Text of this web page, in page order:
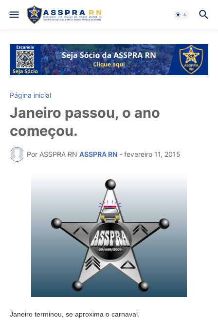
Página inicial
Janeiro passou, o ano
começou.
Por ASSPRA RN ASSPRA RN - fevereiro 11, 2015
Janeiro terminou, se aproxima o carnaval.